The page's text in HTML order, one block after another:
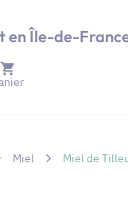
en Île-de-
Miel Miel de